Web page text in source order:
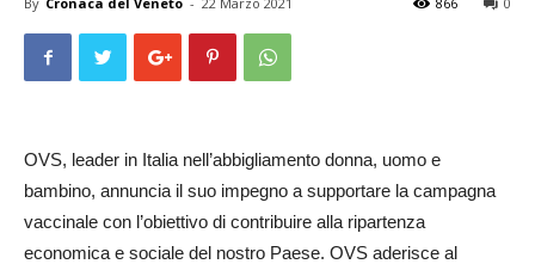
OVS, leader in Italia nell’abbigliamento donna, uomo e
bambino, annuncia il suo impegno a supportare la campagna
vaccinale con l’obiettivo di contribuire alla ripartenza
economica e sociale del nostro Paese. OVS aderisce al